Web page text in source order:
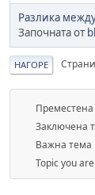
Разлика
Започната от
НАГОРЕ
Заключена
Важна тема
Topic you